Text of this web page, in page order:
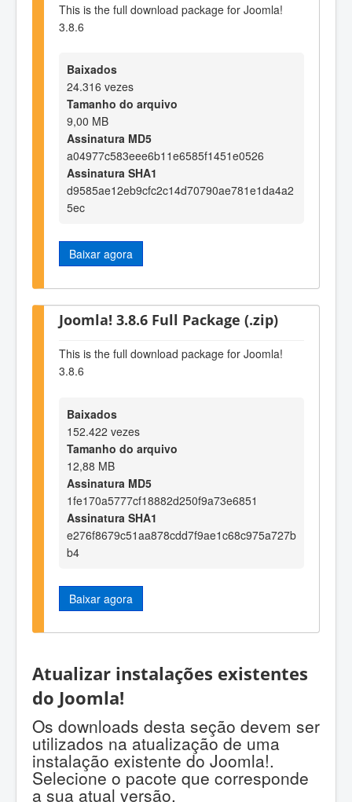
This is the full download package for Joomla!
3.8.6
Baixados
24.316 vezes
Tamanho do arquivo
9,00 MB
Assinatura MD5
a04977c583eee6b11e6585f1451e0526
Assinatura SHA1
d9585ae12eb9cfc2c14d70790ae781e1da4a2
5ec
Baixar agora
Joomla! 3.8.6 Full Package (.zip)
This is the full download package for Joomla!
3.8.6
Baixados
152.422 vezes
Tamanho do arquivo
12,88 MB
Assinatura MD5
1fe170a5777cf18882d250f9a73e6851
Assinatura SHA1
e276f8679c51aa878cdd7f9ae1c68c975a727b
b4
Baixar agora
Atualizar instalações existentes
do Joomla!
Os downloads desta seção devem ser
utilizados na atualização de uma
instalação existente do Joomla!.
Selecione o pacote que corresponde
a sua atual versão.